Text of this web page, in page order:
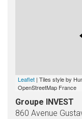
Leaflet | Tiles style by
OpenStreetMap France
Groupe INVEST
860 Avenue